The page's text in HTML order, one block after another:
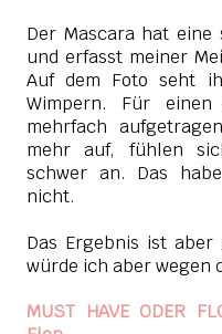
Der Mascara hat eine
und erfasst meiner
Auf dem Foto seht
Wimpern. Für
mehrfach
mehr auf, fühlen
schwer an. Das
nicht.
Das Ergebnis ist
würde ich aber wegen
MUST HAVE ODER